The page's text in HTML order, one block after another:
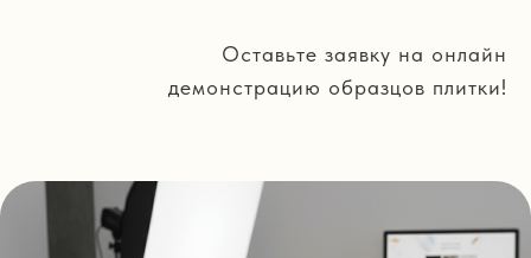
Оставьте заявку на онлайн
демонстрацию образцов плитки!